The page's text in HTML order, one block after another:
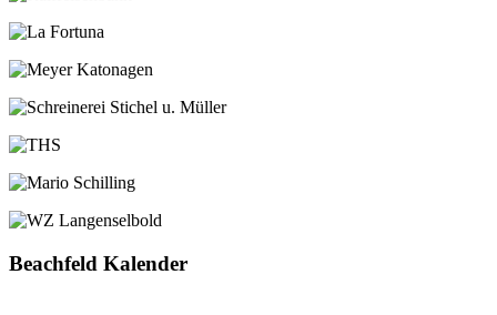
Beachfeld Kalender